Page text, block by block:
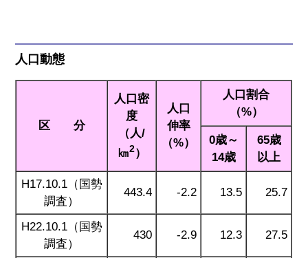
人口動態
区 分
人口密
度
（人/
㎞2）
人口
伸率
（%）
人口割合
（%）
0歳～
14歳
65歳
以上
H17.10.1（国勢
調査）
443.4 -2.2 13.5 25.7
H22.10.1（国勢
調査）
430 -2.9 12.3 27.5